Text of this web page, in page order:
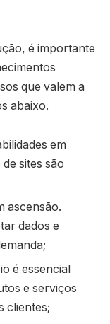
é importante
que valem a
abaixo.
em
sites são
ascensão.
dados e
é essencial
e serviços
clientes;